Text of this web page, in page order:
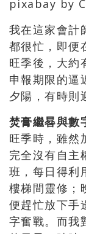
pixabay by
我在這家會計
都很忙，即便
旺季後，大約
申報期限的逼
夕陽，有時則
焚膏繼晷與數
旺季時，雖然
完全沒有自主
班，每日得利
樓梯間靈修；
便趕忙放下手
字奮戰。而我